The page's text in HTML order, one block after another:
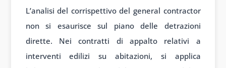
L’analisi del corrispettivo del general contractor
non si esaurisce sul piano delle detrazioni
dirette. Nei contratti di appalto relativi a
interventi edilizi su abitazioni, si applica